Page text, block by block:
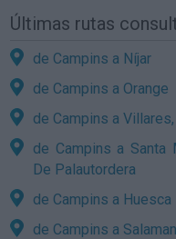
Últimas rutas
de Campins a Níjar
de Campins a Orange
de Campins a
de Campins a Santa
De Palautordera
de Campins a Huesca
de Campins a